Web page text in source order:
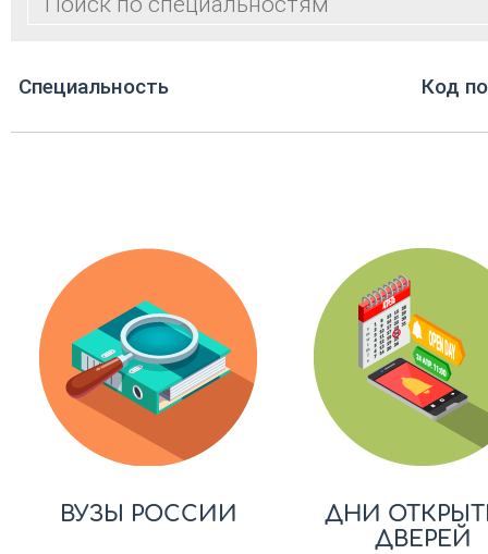
Cпециальность Код
ВУЗЫ РОССИИ
ДНИ
ДВЕРЕЙ